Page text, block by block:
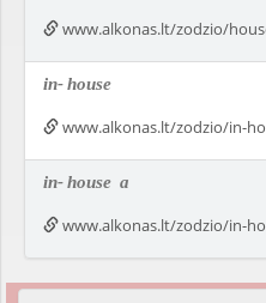
www.alkonas.lt/zodzio/
in-house
www.alkonas.lt/zodzio/in-
in-house a
www.alkonas.lt/zodzio/in-